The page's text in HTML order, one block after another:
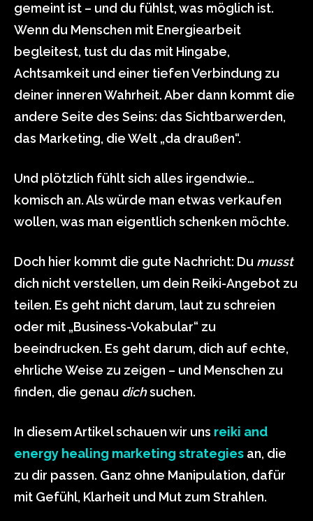
gemeint ist – und du fühlst, was möglich ist.
Wenn du Menschen mit Energiearbeit
begleitest, tust du das mit Hingabe,
Achtsamkeit und einer tiefen Verbindung zu
deiner inneren Wahrheit. Aber dann kommt die
andere Seite des Seins: das Sichtbarwerden,
das Marketing, die Welt „da draußen“.
Und plötzlich fühlt sich alles irgendwie…
komisch an. Als würde man etwas verkaufen
wollen, was man eigentlich schenken möchte.
Doch hier kommt die gute Nachricht: Du musst
dich nicht verstellen, um dein Reiki-Angebot zu
teilen. Es geht nicht darum, laut zu schreien
oder mit „Business-Vokabular“ zu
beeindrucken. Es geht darum, dich auf echte,
ehrliche Weise zu zeigen – und Menschen zu
finden, die genau dichsuchen.
In diesem Artikel schauen wir uns reiki and
energy healing marketing strategies an, die
zu dir passen. Ganz ohne Manipulation, dafür
mit Gefühl, Klarheit und Mut zum Strahlen.